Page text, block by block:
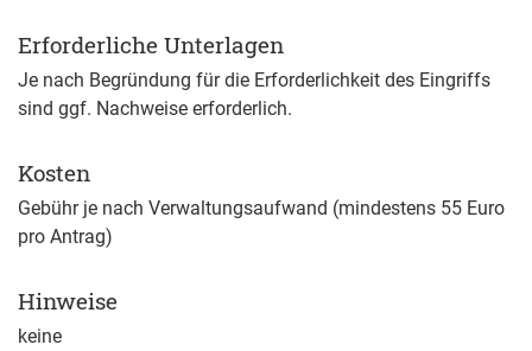
Erforderliche Unterlagen
Je nach Begründung für die Erforderlichkeit des Eingriffs
sind ggf. Nachweise erforderlich.
Kosten
Gebühr je nach Verwaltungsaufwand (mindestens 55 Euro
pro Antrag)
Hinweise
keine